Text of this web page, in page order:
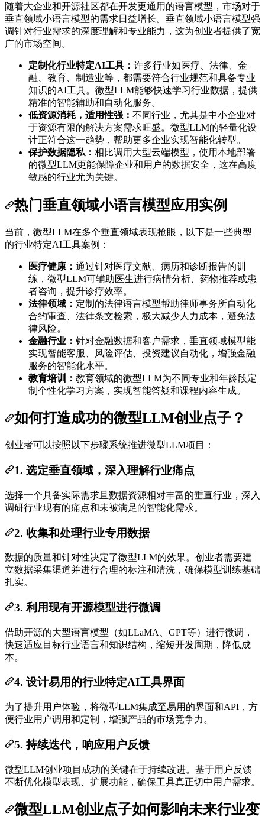
随着大企业和开源社区都在开发更通用的语言模型，市场对于
垂直领域小语言模型的需求日益增长。垂直领域小语言模型强
调针对行业需求的深度理解和专业能力，这为创业者提供了宽
广的市场空间。
定制化行业特定AI工具： 许多行业如医疗、法律、金
融、教育、制造业等，都需要符合行业规范和具备专业
知识的AI工具。微型LLM能够快速学习行业数据，提供
精准的智能辅助和自动化服务。
低资源消耗，适用性强： 不同行业，尤其是中小企业对
于资源有限的解决方案需求旺盛。微型LLM的轻量化设
计正符合这一趋势，帮助更多企业实现智能化转型。
保护数据隐私： 相比调用大型云端模型，使用本地部署
的微型LLM更能保障企业和用户的数据安全，这在高度
敏感的行业尤为关键。
热门垂直领域小语言模型应用实例
当前，微型LLM在多个垂直领域表现抢眼，以下是一些典型
的行业特定AI工具案例：
医疗健康： 通过针对医疗文献、病历和诊断报告的训
练，微型LLM可辅助医生进行病情分析、药物推荐或患
者咨询，提升诊疗效率。
法律领域： 定制的法律语言模型帮助律师事务所自动化
合约审查、法律条文检索，极大减少人力成本，避免法
律风险。
金融行业： 针对金融数据和客户需求，垂直领域模型能
实现智能客服、风险评估、投资建议自动化，增强金融
服务的智能化水平。
教育培训： 教育领域的微型LLM为不同专业和年龄段定
制个性化学习方案，实现智能答疑和课程内容生成。
如何打造成功的微型LLM创业点子？
创业者可以按照以下步骤系统推进微型LLM项目：
1. 选定垂直领域，深入理解行业痛点
选择一个具备实际需求且数据资源相对丰富的垂直行业，深入
调研行业现有的痛点和未被满足的智能化需求。
2. 收集和处理行业专用数据
数据的质量和针对性决定了微型LLM的效果。创业者需要建
立数据采集渠道并进行合理的标注和清洗，确保模型训练基础
扎实。
3. 利用现有开源模型进行微调
借助开源的大型语言模型（如LLaMA、GPT等）进行微调，
快速适应目标行业语言和知识结构，缩短开发周期，降低成
本。
4. 设计易用的行业特定AI工具界面
为了提升用户体验，将微型LLM集成至易用的界面和API，方
便行业用户调用和定制，增强产品的市场竞争力。
5. 持续迭代，响应用户反馈
微型LLM创业项目成功的关键在于持续改进。基于用户反馈
不断优化模型表现、扩展功能，确保工具真正切中用户需求。
微型LLM创业点子如何影响未来行业变